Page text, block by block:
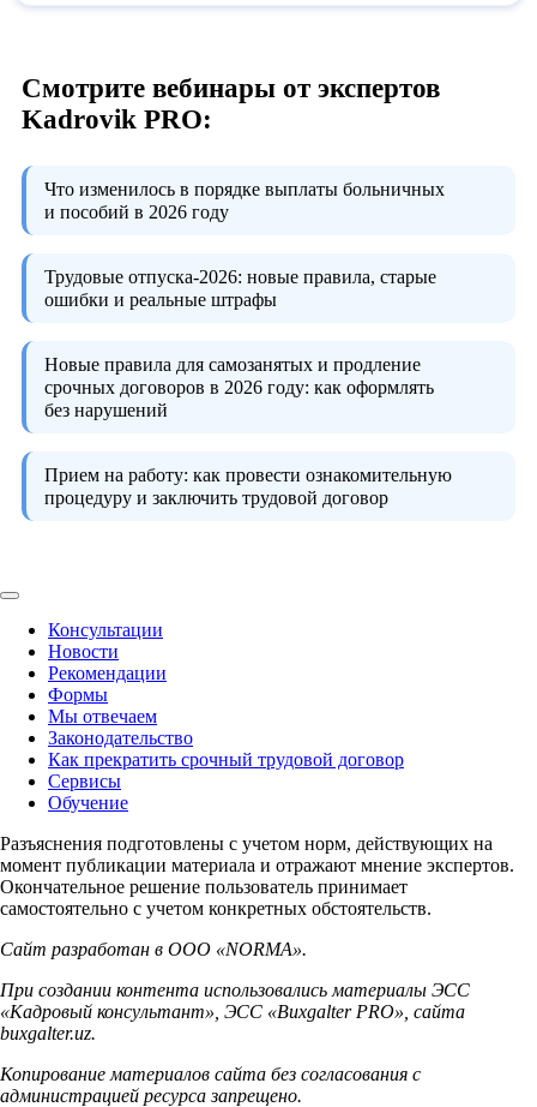
Смотрите вебинары от экспертов
Kadrovik PRO:
Что изменилось в порядке выплаты больничных
и пособий в 2026 году
Трудовые отпуска-2026: новые правила, старые
ошибки и реальные штрафы
Новые правила для самозанятых и продление
срочных договоров в 2026 году: как оформлять
без нарушений
Прием на работу: как провести ознакомительную
процедуру и заключить трудовой договор
Консультации
Новости
Рекомендации
Формы
Мы отвечаем
Законодательство
Как прекратить срочный трудовой договор
Сервисы
Обучение
Разъяснения подготовлены с учетом норм, действующих на
момент публикации материала и отражают мнение экспертов.
Окончательное решение пользователь принимает
самостоятельно с учетом конкретных обстоятельств.
Сайт разработан в ООО «NORMA».
При создании контента использовались материалы ЭСС
«Кадровый консультант», ЭСС «Buxgalter PRO», сайта
buxgalter.uz.
Копирование материалов сайта без согласования с
администрацией ресурса запрещено.